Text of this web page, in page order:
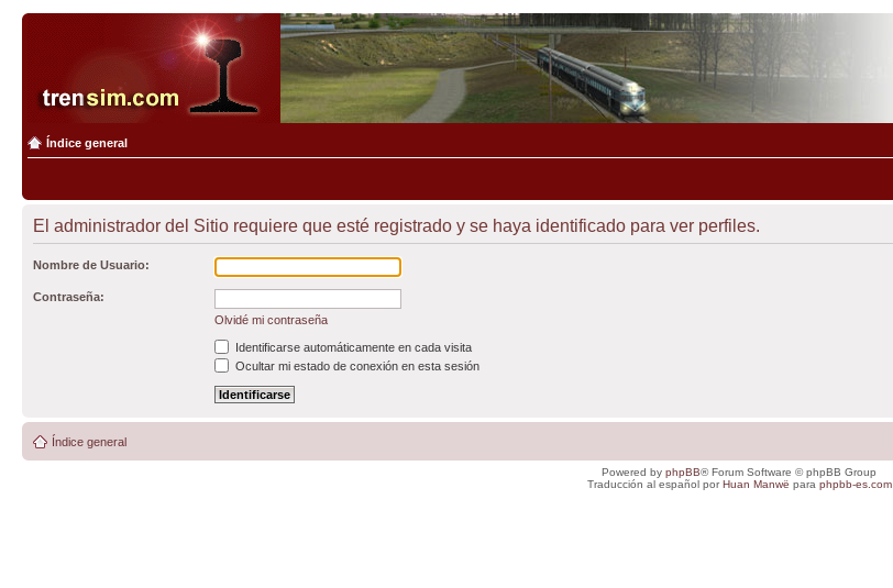
Índice general
El administrador del Sitio requiere que esté registrado y se haya identificado para ver perfiles.
Nombre de Usuario:
Contraseña:
Olvidé mi contraseña
Identificarse automáticamente en cada visita
Ocultar mi estado de conexión en esta sesión
Índice general
Powered by phpBB® Forum Software © phpBB Group
Traducción al español porHuan Manwë para phpbb-es.com